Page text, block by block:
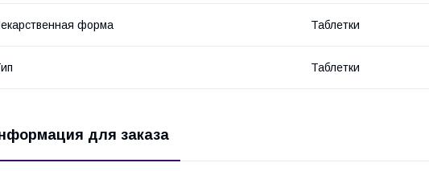
форма Таблетки
Таблетки
для заказа